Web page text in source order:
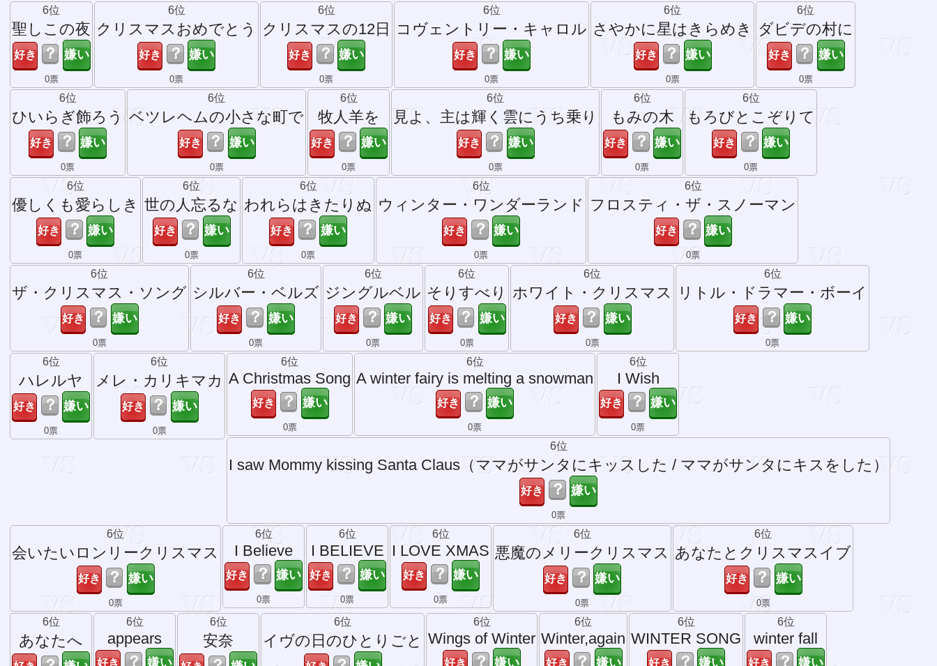
6位
聖しこの夜
？
0票
6位
クリスマスおめでとう
？
0票
6位
クリスマスの12日
？
0票
6位
コヴェントリー・キャロル
？
0票
6位
さやかに星はきらめき
？
0票
6位
ダビデの村に
？
0票
6位
ひいらぎ飾ろう
？
0票
6位
ベツレヘムの小さな町で
？
0票
6位
牧人羊を
？
0票
6位
見よ、主は輝く雲にうち乗り
？
0票
6位
もみの木
？
0票
6位
もろびとこぞりて
？
0票
6位
優しくも愛らしき
？
0票
6位
世の人忘るな
？
0票
6位
われらはきたりぬ
？
0票
6位
ウィンター・ワンダーランド
？
0票
6位
フロスティ・ザ・スノーマン
？
0票
6位
ザ・クリスマス・ソング
？
0票
6位
シルバー・ベルズ
？
0票
6位
ジングルベル
？
0票
6位
そりすべり
？
0票
6位
ホワイト・クリスマス
？
0票
6位
リトル・ドラマー・ボーイ
？
0票
6位
ハレルヤ
？
0票
6位
メレ・カリキマカ
？
0票
6位
A Christmas Song
？
0票
6位
A winter fairy is melting a snowman
？
0票
6位
I Wish
？
0票
6位
I saw Mommy kissing Santa Claus（ママがサンタにキッスした / ママがサンタにキスをした）
？
0票
6位
会いたいロンリークリスマス
？
0票
6位
I Believe
？
0票
6位
I BELIEVE
？
0票
6位
I LOVE XMAS
？
0票
6位
悪魔のメリークリスマス
？
0票
6位
あなたとクリスマスイブ
？
0票
6位
あなたへ
6位
appears
？
6位
安奈
6位
イヴの日のひとりごと
6位
Wings of Winter
？
6位
Winter,again
？
6位
WINTER SONG
？
6位
winter fall
？